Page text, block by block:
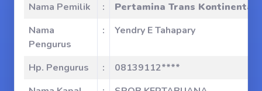
Nama Pemilik :
Pertamina Trans Kontinental
Nama
Pengurus
: Yendry E Tahapary
Hp. Pengurus :
08139112****